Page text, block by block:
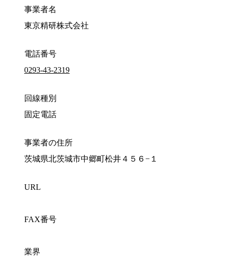
事業者名
東京精研株式会社
電話番号
0293-43-2319
回線種別
固定電話
事業者の住所
茨城県北茨城市中郷町松井４５６−１
URL
FAX番号
業界